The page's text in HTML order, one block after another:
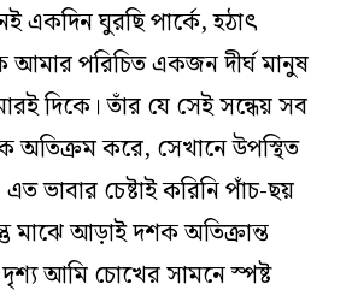
একদিন ঘুরছি পার্কে, হঠাৎ
আমার পরিচিত একজন দীর্ঘ মানুষ
দিকে। তাঁর যে সেই সন্ধেয় সব
অতিক্রম করে, সেখানে উপস্থিত
ভাবার চেষ্টাই করিনি পাঁচ-ছয়
মাঝে আড়াই দশক অতিক্রান্ত
আমি চোখের সামনে স্পষ্ট